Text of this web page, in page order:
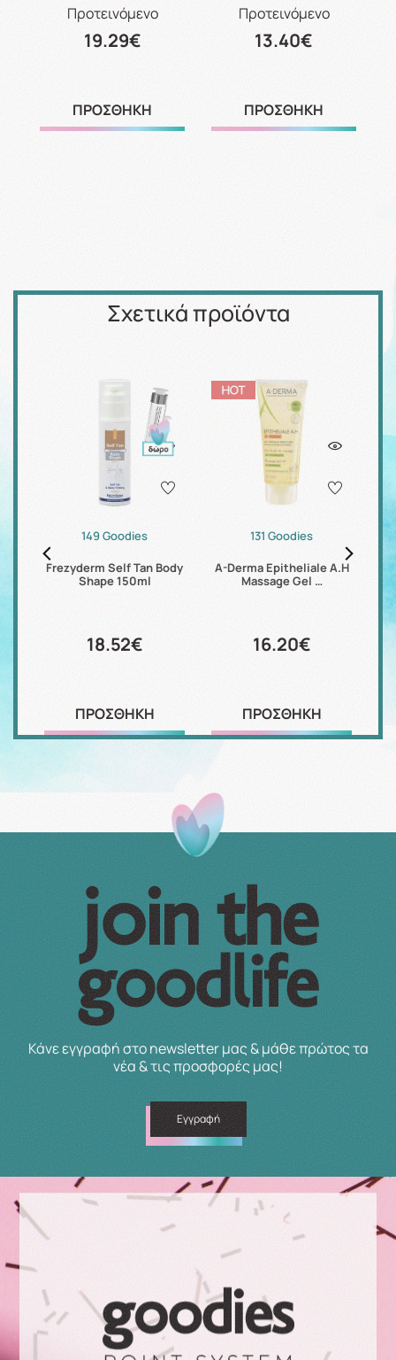
Προτεινόμενο
19.29€
ΠΡΟΣΘΗΚΗ
Προτεινόμενο
13.40€
ΠΡΟΣΘΗΚΗ
Σχετικά προϊόντα
149 Goodies
Frezyderm Self Tan Body
Shape 150ml
18.52€
ΠΡΟΣΘΗΚΗ
131 Goodies
A-Derma Epitheliale A.H
Massage Gel …
16.20€
ΠΡΟΣΘΗΚΗ
Κάνε εγγραφή στο newsletter μας & μάθε πρώτος τα
νέα & τις προσφορές μας!
Εγγραφή